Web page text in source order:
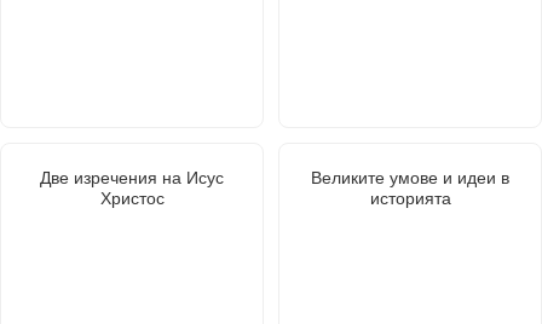
Две изречения на Исус
Христос
Великите умове и идеи в
историята